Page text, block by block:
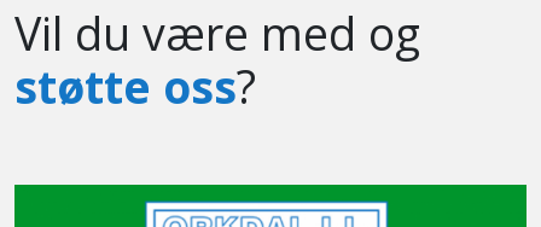
Vil du være med og
støtte oss?